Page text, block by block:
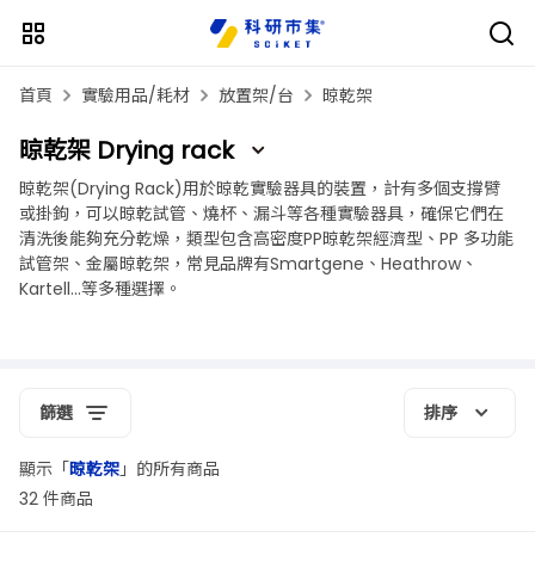
首頁 實驗用品/耗材 放置架/台 晾乾架
晾乾架 Drying rack
晾乾架(Drying Rack)用於晾乾實驗器具的裝置，計有多個支撐臂
或掛鉤，可以晾乾試管、燒杯、漏斗等各種實驗器具，確保它們在
清洗後能夠充分乾燥，類型包含高密度PP晾乾架經濟型、PP 多功能
試管架、金屬晾乾架，常見品牌有Smartgene、Heathrow、
Kartell...等多種選擇。
篩選 排序
顯示「晾乾架」的所有商品
32 件商品